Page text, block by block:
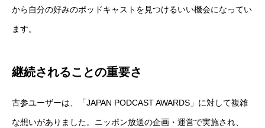
から自分の好みのポッドキャストを見つけるいい機会になってい
ます。
継続されることの重要さ
古参ユーザーは、「JAPAN PODCAST AWARDS」に対して複雑
な想いがありました。ニッポン放送の企画・運営で実施され、